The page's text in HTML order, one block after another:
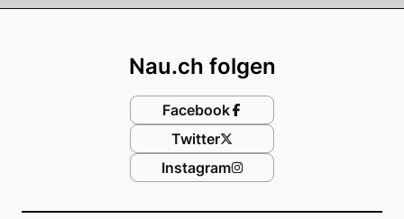
Nau.ch folgen
Facebook
Twitter
Instagram